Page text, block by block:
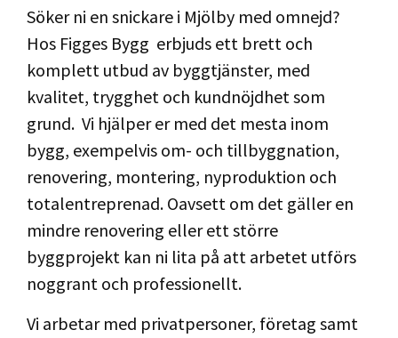
Söker ni en snickare i Mjölby med omnejd?
Hos Figges Bygg erbjuds ett brett och
komplett utbud av byggtjänster, med
kvalitet, trygghet och kundnöjdhet som
grund. Vi hjälper er med det mesta inom
bygg, exempelvis om- och tillbyggnation,
renovering, montering, nyproduktion och
totalentreprenad. Oavsett om det gäller en
mindre renovering eller ett större
byggprojekt kan ni lita på att arbetet utförs
noggrant och professionellt.
Vi arbetar med privatpersoner, företag samt